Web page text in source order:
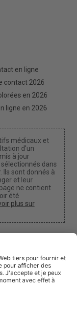
en ligne
contact 2026
en 2026
ligne en 2026
médicaux et
d'un
à jour
dans
Ils sont donnés à
et leur
ne contient
été
plus sur
un achat.